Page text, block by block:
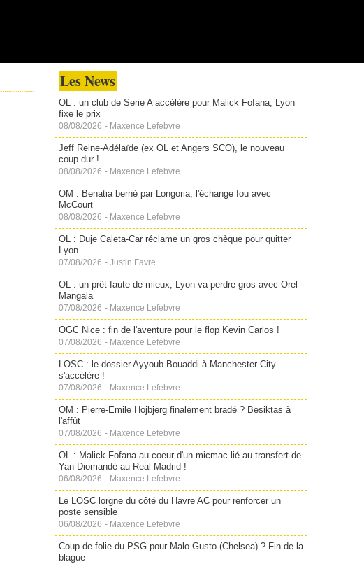
Les News
OL : un club de Serie A accélère pour Malick Fofana, Lyon
fixe le prix
08/08/2026 - Maxence Lefebvre
Jeff Reine-Adélaïde (ex OL et Angers SCO), le nouveau
coup dur !
08/08/2026 - Maxence Lefebvre
OM : Benatia berné par Longoria, l'échange fou avec
McCourt
08/08/2026 - Maxence Lefebvre
OL : Duje Caleta-Car réclame un gros chèque pour quitter
Lyon
07/08/2026 - Justin Favre
OL : un prêt faute de mieux, Lyon va perdre gros avec Orel
Mangala
07/08/2026 - Maxence Lefebvre
OGC Nice : fin de l'aventure pour le flop Kevin Carlos !
07/08/2026 - Maxence Lefebvre
LOSC : le dossier Ayyoub Bouaddi à Manchester City
s'accélère !
07/08/2026 - Maxence Lefebvre
OM : Pierre-Emile Hojbjerg finalement bradé ? Besiktas à
l'affût
07/08/2026 - Maxence Lefebvre
OL : Malick Fofana au coeur d'un micmac lié au transfert de
Yan Diomandé au Real Madrid !
06/08/2026 - Maxence Lefebvre
Le LOSC lorgne du côté du Havre AC pour renforcer un
poste sensible
06/08/2026 - Maxence Lefebvre
Coup de folie du PSG pour Malo Gusto (Chelsea) ? Fin de la
blague